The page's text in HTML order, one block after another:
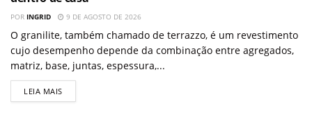
POR INGRID 9 DE AGOSTO DE 2026
O granilite, também chamado de terrazzo, é um revestimento
cujo desempenho depende da combinação entre agregados,
matriz, base, juntas, espessura,...
LEIA MAIS